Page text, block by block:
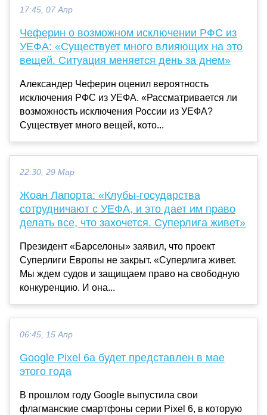
17:45, 07 Апр
Чеферин о возможном исключении РФС из
УЕФА: «Существует много влияющих на это
вещей. Ситуация меняется день за днем»
Александер Чеферин оценил вероятность
исключения РФС из УЕФА. «Рассматривается ли
возможность исключения России из УЕФА?
Существует много вещей, кото...
22:30, 29 Мар
Жоан Лапорта: «Клубы-государства
сотрудничают с УЕФА, и это дает им право
делать все, что захочется. Суперлига живет»
Президент «Барселоны» заявил, что проект
Суперлиги Европы не закрыт. «Суперлига живет.
Мы ждем судов и защищаем право на свободную
конкуренцию. И она...
06:45, 15 Апр
Google Pixel 6a будет представлен в мае
этого года
В прошлом году Google выпустила свои
флагманские смартфоны серии Pixel 6, в которую